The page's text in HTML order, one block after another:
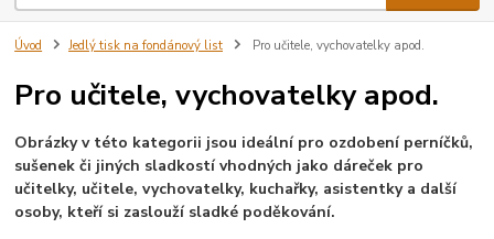
Úvod Jedlý tisk na fondánový list Pro učitele, vychovatelky apod.
Pro učitele, vychovatelky apod.
Obrázky v této kategorii jsou ideální pro ozdobení perníčků,
sušenek či jiných sladkostí vhodných jako dáreček pro
učitelky, učitele, vychovatelky, kuchařky, asistentky a další
osoby, kteří si zaslouží sladké poděkování.